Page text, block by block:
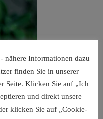
nähere Informationen dazu
finden Sie in unserer
Seite. Klicken Sie auf „Ich
und direkt unsere
klicken Sie auf „Cookie-